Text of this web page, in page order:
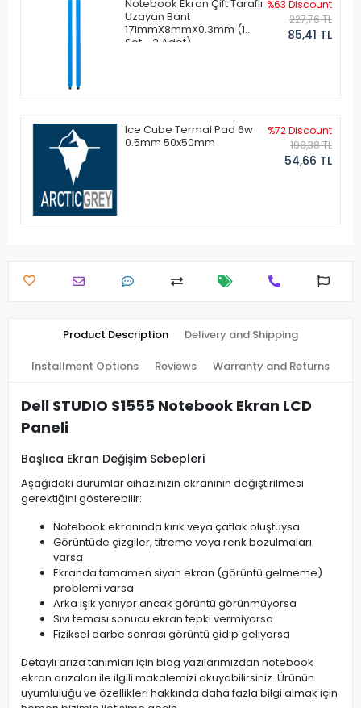
Notebook Ekran Çift Taraflı
Uzayan Bant
171mmX8mmX0.3mm (1
Set - 2 Adet)
%63 Discount
227,76 TL
85,41 TL
Ice Cube Termal Pad 6w
0.5mm 50x50mm
%72 Discount
198,38 TL
54,66 TL
Product Description Delivery and Shipping
Installment Options Reviews Warranty and Returns
Dell STUDIO S1555 Notebook Ekran LCD
Paneli
Başlıca Ekran Değişim Sebepleri
Aşağıdaki durumlar cihazınızın ekranının değiştirilmesi
gerektiğini gösterebilir:
Notebook ekranında kırık veya çatlak oluştuysa
Görüntüde çizgiler, titreme veya renk bozulmaları
varsa
Ekranda tamamen siyah ekran (görüntü gelmeme)
problemi varsa
Arka ışık yanıyor ancak görüntü görünmüyorsa
Sıvı teması sonucu ekran tepki vermiyorsa
Fiziksel darbe sonrası görüntü gidip geliyorsa
Detaylı arıza tanımları için blog yazılarımızdan notebook
ekran arızaları ile ilgili makalemizi okuyabilirsiniz. Ürünün
uyumluluğu ve özellikleri hakkında daha fazla bilgi almak için